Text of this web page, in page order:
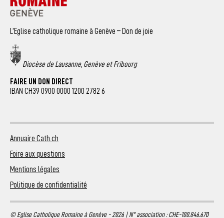
L’Eglise catholique romaine à Genève – Don de joie
Diocèse de Lausanne, Genève et Fribourg
FAIRE UN DON DIRECT
IBAN CH39 0900 0000 1200 2782 6
Annuaire Cath.ch
Foire aux questions
Mentions légales
Politique de confidentialité
© Eglise Catholique Romaine à Genève - 2026 | N° association : CHE-100.846.670